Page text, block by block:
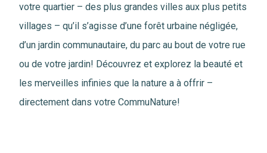
votre quartier – des plus grandes villes aux plus petits
villages – qu’il s’agisse d’une forêt urbaine négligée,
d’un jardin communautaire, du parc au bout de votre rue
ou de votre jardin! Découvrez et explorez la beauté et
les merveilles infinies que la nature a à offrir –
directement dans votre CommuNature!